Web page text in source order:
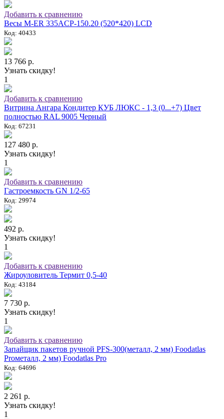
Добавить к сравнению
Весы M-ER 335ACP-150.20 (520*420) LCD
Код: 40433
13 766 р.
Узнать скидку!
1
Добавить к сравнению
Витрина Ангара Кондитер КУБ ЛЮКС - 1,3 (0...+7) Цвет
полностью RAL 9005 Черный
Код: 67231
127 480 р.
Узнать скидку!
1
Добавить к сравнению
Гастроемкость GN 1/2-65
Код: 29974
492 р.
Узнать скидку!
1
Добавить к сравнению
Жироуловитель Термит 0,5-40
Код: 43184
7 730 р.
Узнать скидку!
1
Добавить к сравнению
Запайщик пакетов ручной PFS-300(металл, 2 мм) Foodatlas
Proметалл, 2 мм) Foodatlas Pro
Код: 64696
2 261 р.
Узнать скидку!
1